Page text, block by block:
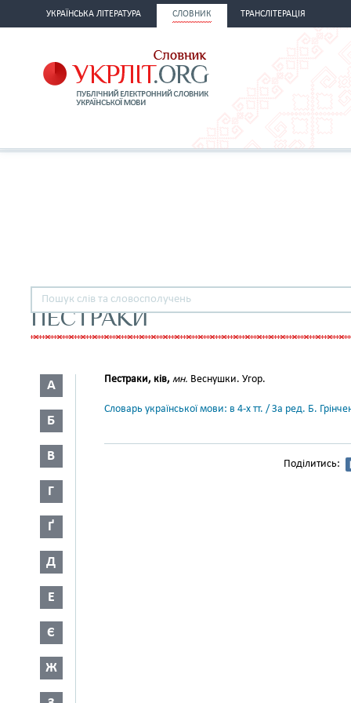
УКРАЇНСЬКА ЛІТЕРАТУРА СЛОВНИК ТРАНСЛІТЕРАЦІЯ
ПЕСТРАКИ
А
Б
В
Г
Ґ
Д
Е
Є
Ж
Пестраки, ків, мн. Веснушки. Угор.
Словарь української мови: в 4-х тт. / За ред. Б.
Поділитись: